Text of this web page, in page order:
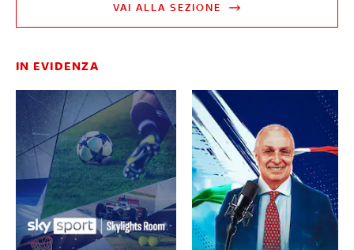
VAI ALLA SEZIONE
IN EVIDENZA